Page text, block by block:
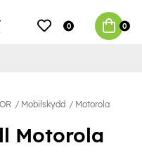
0 0
Mobilskydd Motorola
Motorola